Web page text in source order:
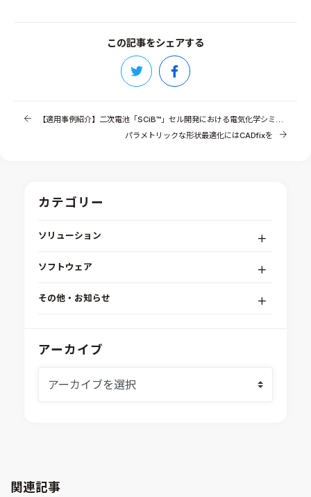
この記事をシェアする
【適用事例紹介】二次電池「SCiB™」セル開発における電気化学シミュレーションにGT-AutoLionをご活用（東芝様）
パラメトリックな形状最適化にはCADfixを
カテゴリー
ソリューション
組込みソフトウェア開発プラットフォーム
システムシミュレーション
CAD連携・CAE業務支援
ソフトウェア
modeFRONTIER
Ansys SCADE
Virtual Environment
その他・お知らせ
IDAJからのお知らせ
アーカイブ
関連記事